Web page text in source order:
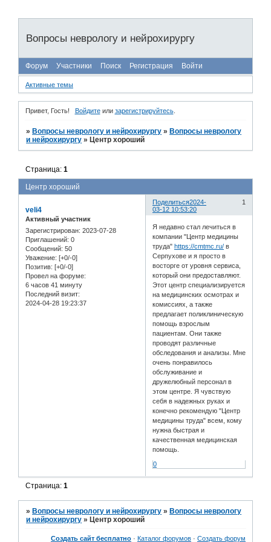
Вопросы неврологу и нейрохирургу
Форум Участники Поиск Регистрация Войти
Активные темы
Привет, Гость! Войдитеили зарегистрируйтесь.
» Вопросы неврологу и нейрохирургу » Вопросы неврологу
и нейрохирургу » Центр хороший
Центр хороший
Страница:1
Поделиться 1
2024-
03-12 10:53:20
veli4
Активный участник
Зарегистрирован: 2023-07-28
Приглашений: 0
Сообщений: 50
Уважение: [+0/-0]
Позитив: [+0/-0]
Провел на форуме:
6 часов 41 минуту
Последний визит:
2024-04-28 19:23:37
Я недавно стал лечиться в
компании "Центр медицины
труда"https://cmtmc.ru/ в
Серпухове и я просто в
восторге от уровня сервиса,
который они предоставляют.
Этот центр специализируется
на медицинских осмотрах и
комиссиях, а также
предлагает поликлиническую
помощь взрослым
пациентам. Они также
проводят различные
обследования и анализы. Мне
очень понравилось
обслуживание и
дружелюбный персонал в
этом центре. Я чувствую
себя в надежных руках и
конечно рекомендую "Центр
медицины труда" всем, кому
нужна быстрая и
качественная медицинская
помощь.
0
Страница:1
»Вопросы неврологу и нейрохирургу »Вопросы неврологу
и нейрохирургу »Центр хороший
Создать сайт бесплатно · Каталог форумов · Создать форум